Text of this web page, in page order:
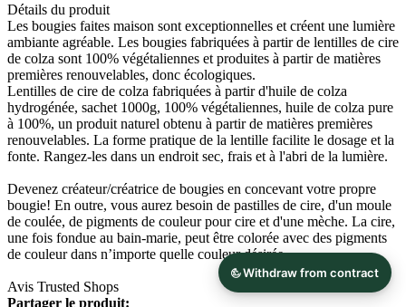
Détails du produit
Les bougies faites maison sont exceptionnelles et créent une lumière
ambiante agréable. Les bougies fabriquées à partir de lentilles de cire
de colza sont 100% végétaliennes et produites à partir de matières
premières renouvelables, donc écologiques.
Lentilles de cire de colza fabriquées à partir d'huile de colza
hydrogénée, sachet 1000g, 100% végétaliennes, huile de colza pure
à 100%, un produit naturel obtenu à partir de matières premières
renouvelables. La forme pratique de la lentille facilite le dosage et la
fonte. Rangez-les dans un endroit sec, frais et à l'abri de la lumière.
Devenez créateur/créatrice de bougies en concevant votre propre
bougie! En outre, vous aurez besoin de pastilles de cire, d'un moule
de coulée, de pigments de couleur pour cire et d'une mèche. La cire,
une fois fondue au bain-marie, peut être colorée avec des pigments
de couleur dans n’importe quelle couleur désirée.
Avis Trusted Shops
Partager le produit: